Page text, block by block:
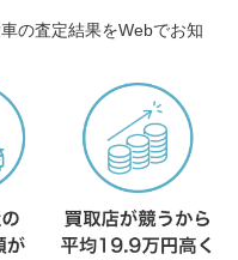
の査定結果をWebでお知